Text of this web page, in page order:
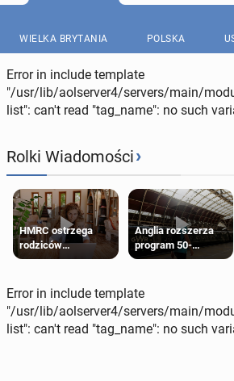
WIELKA BRYTANIA POLSKA
Error in include template
"/usr/lib/aolserver4/servers/main/
list": can't read "tag_name": no such
Rolki Wiadomości›
HMRC ostrzega
rodziców
pobierających Child
zobowiązani do
zwrotu zasiłku
Anglia rozszerza
program 50-
procentowych
na 18-latków
Error in include template
"/usr/lib/aolserver4/servers/main/
list": can't read "tag_name": no such